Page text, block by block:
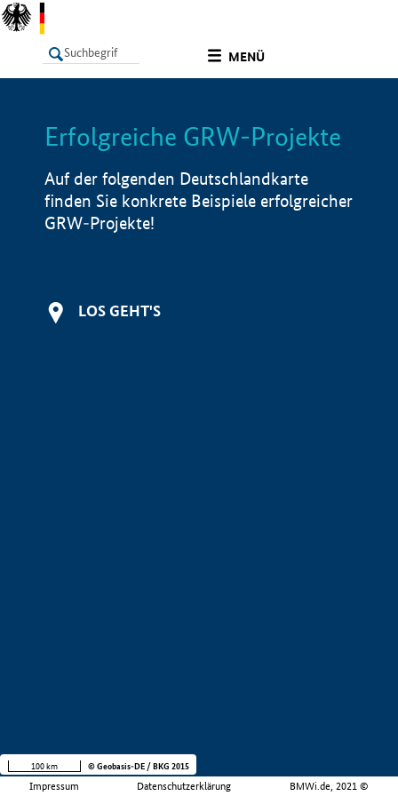
MENÜ
LISTE Info
Erfolgreiche GRW-Projekte
Auf der folgenden Deutschlandkarte
finden Sie konkrete Beispiele erfolgreicher
GRW-Projekte!
LOS GEHT'S
Impressum Datenschutzerklärung BMWi.de, 2021 ©
100 km © Geobasis-DE / BKG 2015